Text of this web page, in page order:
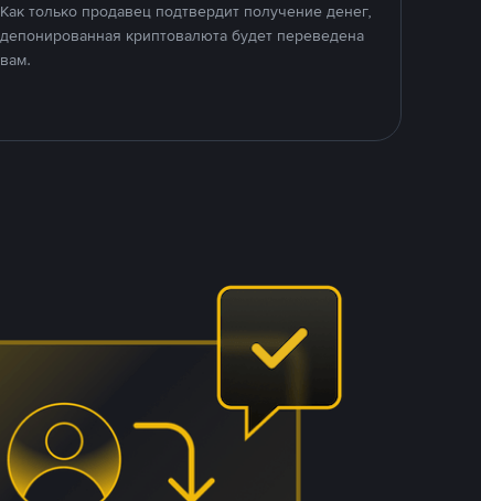
Как только продавец подтвердит получение денег,
депонированная криптовалюта будет переведена
вам.